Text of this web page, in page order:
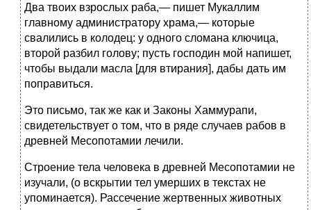
Два твоих взрослых раба,— пишет Мукаллим
главному администратору храма,— которые
свалились в колодец: у одного сломана ключица,
второй разбил голову; пусть господин мой напишет,
чтобы выдали масла [для втирания], дабы дать им
поправиться.
Это письмо, так же как и Законы Хаммурапи,
свидетельствует о том, что в ряде случаев рабов в
древней Месопотамии лечили.
Строение тела человека в древней Месопотамии не
изучали, (о вскрытии тел умерших в текстах не
упоминается). Рассечение жертвенных животных